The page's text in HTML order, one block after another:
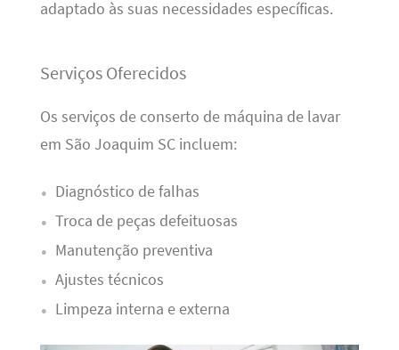
adaptado às suas necessidades específicas.
Serviços Oferecidos
Os serviços de conserto de máquina de lavar
em São Joaquim SC incluem:
Diagnóstico de falhas
Troca de peças defeituosas
Manutenção preventiva
Ajustes técnicos
Limpeza interna e externa